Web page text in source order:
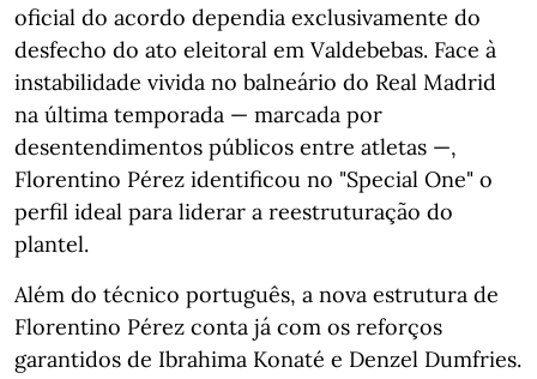
oficial do acordo dependia exclusivamente do
desfecho do ato eleitoral em Valdebebas. Face à
instabilidade vivida no balneário do Real Madrid
na última temporada — marcada por
desentendimentos públicos entre atletas —,
Florentino Pérez identificou no "Special One" o
perfil ideal para liderar a reestruturação do
plantel.
Além do técnico português, a nova estrutura de
Florentino Pérez conta já com os reforços
garantidos de Ibrahima Konaté e Denzel Dumfries.